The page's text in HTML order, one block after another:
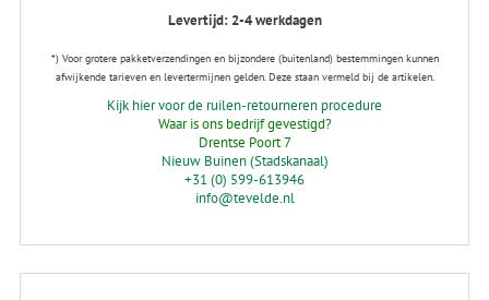
Levertijd: 2-4 werkdagen
*) Voor grotere pakketverzendingen en bijzondere (buitenland) bestemmingen kunnen
afwijkende tarieven en levertermijnen gelden. Deze staan vermeld bij de artikelen.
Kijk hier voor de ruilen-retourneren procedure
Waar is ons bedrijf gevestigd?
Drentse Poort 7
Nieuw Buinen (Stadskanaal)
+31 (0) 599-613946
info@tevelde.nl